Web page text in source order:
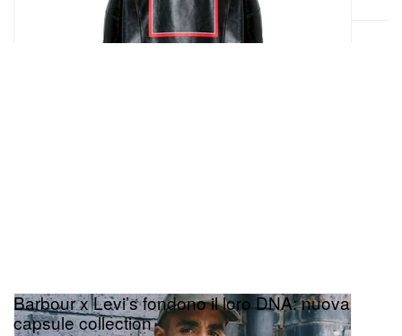
Barbour x Levi’s fondono il loro DNA: nuova
capsule collection